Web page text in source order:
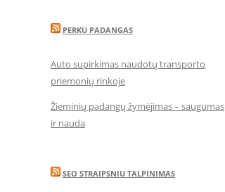
PERKU PADANGAS
Auto supirkimas naudotų transporto
priemonių rinkoje
Žieminių padangų žymėjimas – saugumas
ir nauda
SEO STRAIPSNIU TALPINIMAS